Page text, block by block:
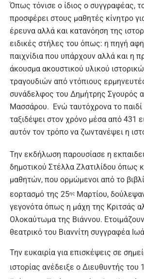
Όπως τόνισε ο ίδιος ο συγγραφέας,
προσφέρει στους μαθητές κίνητρο
έρευνα αλλά και κατανόηση της
ειδικές στήλες του όπως: η πηγή
παιχνίδια που υπάρχουν αλλά και η
άκουσμα ακουστικού υλικού
τραγουδιών από ντόπιους
συνάδελφος του Δημήτρης Σγουρός
Μασσάρου. Ενώ ταυτόχρονα το παιδί
ταξιδέψει στον χρόνο μέσα από 431
αυτόν τον τρόπο να ζωντανέψει η
Την εκδήλωση παρουσίασε η
δημοτικού Στέλλα Ζλατιλίδου όπως
μαθητών, που ορμώμενοι από το
εορτασμό της 25ης Μαρτίου,
γεγονότα όπως η μάχη της Κριτσάς
Ολοκαύτωμα της Βιάννου.
θεατρικό του Βιαννίτη συγγραφέα
Την ευκαιρία για επισκέψεις σε
ιστορίας ανέδειξε ο Διευθυντής του 1